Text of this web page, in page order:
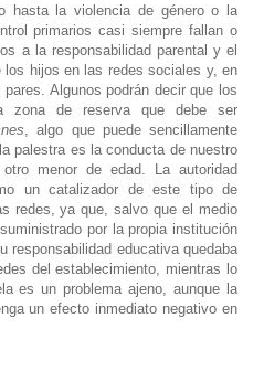
hasta la violencia de género o la
primarios casi siempre fallan o
a la responsabilidad parental y el
hijos en las redes sociales y, en
Algunos podrán decir que los
zona de reserva que debe ser
, algo que puede sencillamente
palestra es la conducta de nuestro
menor de edad. La autoridad
un catalizador de este tipo de
redes, ya que, salvo que el medio
por la propia institución
responsabilidad educativa quedaba
del establecimiento, mientras lo
es un problema ajeno, aunque la
un efecto inmediato negativo en